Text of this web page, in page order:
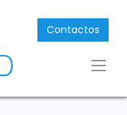
Contactos